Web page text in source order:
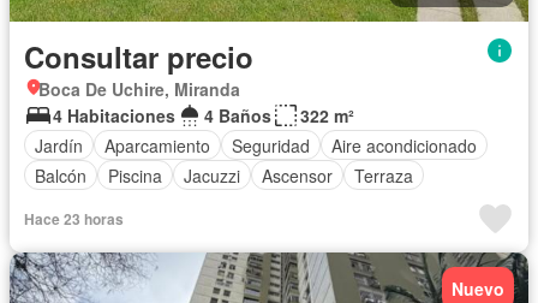
Consultar precio
Boca De Uchire, Miranda
4 Habitaciones
4 Baños
322 m²
Jardín
Aparcamiento Seguridad
Aire acondicionado
Balcón
Piscina Jacuzzi Ascensor Terraza
Hace 23 horas
Nuevo